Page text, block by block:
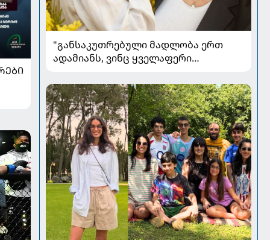
"განსაკუთრებული მადლობა ერთ
ადამიანს, ვინც ყველაფერი
კითხვებს პასუხობს